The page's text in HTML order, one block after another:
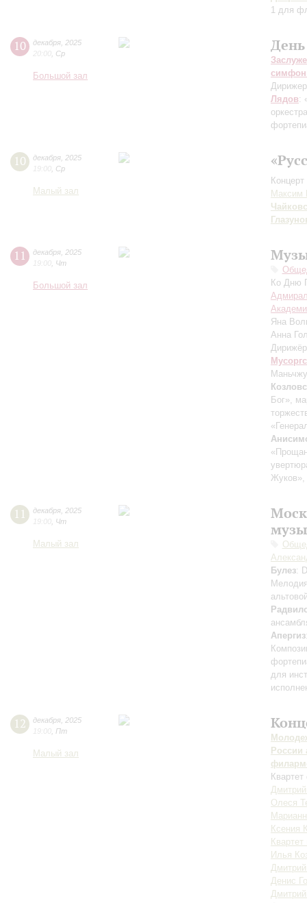
1 для
10 декабря 2025
20:00 Ср
Большой зал
Лядов:
10 декабря 2025
19:00 Ср
Малый зал
Максим
11 декабря 2025
19:00 Чт
Большой зал
Ко Дню
Яна
Анна
Бог»,
11 декабря 2025
19:00 Чт
Малый зал
Булез:
Апергиз
для
12 декабря 2025
19:00 Пт
Малый зал
России
Олеся
Ксения
Илья
Денис